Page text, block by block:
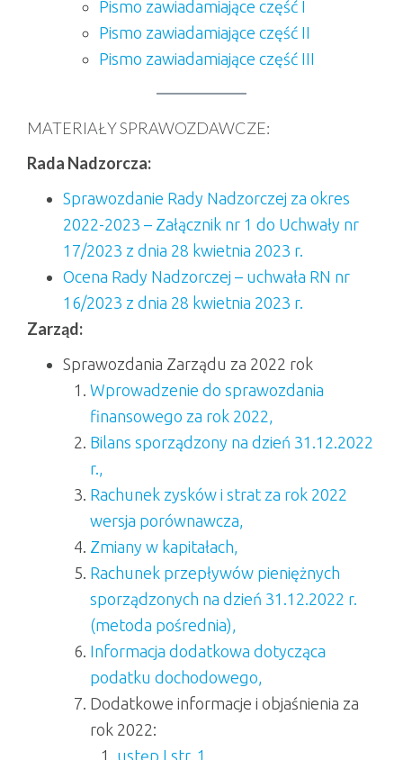
Pismo zawiadamiające część I
Pismo zawiadamiające część II
Pismo zawiadamiające część III
MATERIAŁY SPRAWOZDAWCZE:
Rada Nadzorcza:
Sprawozdanie Rady Nadzorczej za okres
2022-2023 – Załącznik nr 1 do Uchwały nr
17/2023 z dnia 28 kwietnia 2023 r.
Ocena Rady Nadzorczej – uchwała RN nr
16/2023 z dnia 28 kwietnia 2023 r.
Zarząd:
Sprawozdania Zarządu za 2022 rok
Wprowadzenie do sprawozdania
finansowego za rok 2022,
Bilans sporządzony na dzień 31.12.2022
r.,
Rachunek zysków i strat za rok 2022
wersja porównawcza,
Zmiany w kapitałach,
Rachunek przepływów pieniężnych
sporządzonych na dzień 31.12.2022 r.
(metoda pośrednia),
Informacja dodatkowa dotycząca
podatku dochodowego,
Dodatkowe informacje i objaśnienia za
rok 2022:
ustęp I str. 1,